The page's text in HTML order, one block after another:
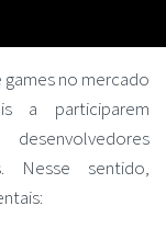
no mercado
a participarem
Nesse sentido,